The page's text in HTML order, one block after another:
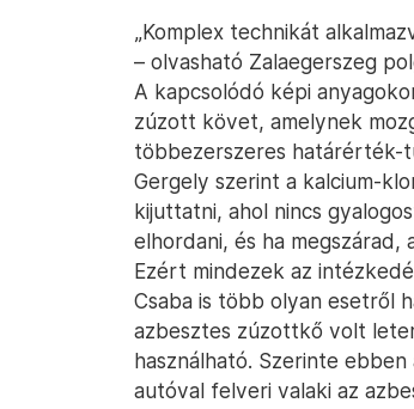
„Komplex technikát
– olvasható Zalaegerszeg
A kapcsolódó képi
zúzott követ, amelynek
többezerszeres határérték-
Gergely szerint a kalcium-
kijuttatni, ahol nincs
elhordani, és ha
Ezért mindezek az
Csaba is több olyan esetről
azbesztes zúzottkő volt
használható. Szerinte
autóval felveri valaki az